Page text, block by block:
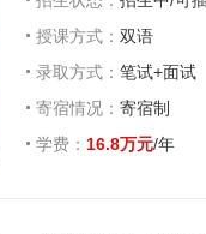
授课方式：双语
录取方式：笔试+面试
寄宿情况：寄宿制
学费： 16.8万元/年